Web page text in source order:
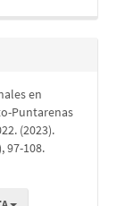
en
Puntarenas
(2023).
97-108.